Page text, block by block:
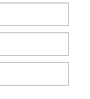
φορά που θα